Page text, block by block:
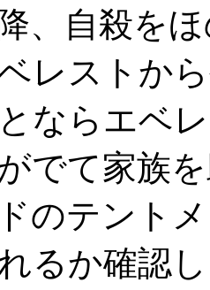
、自殺を
レストか
とならエベ
でて家族
のテント
るか確認